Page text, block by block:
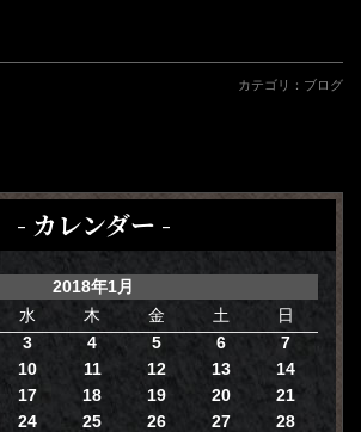
カテゴリ： ブログ
- カレンダー -
2018年1月
水 木 金 土 日
3 4 5 6
7
10 11 12 13
14
17 18 19 20
21
24 25 26 27
28